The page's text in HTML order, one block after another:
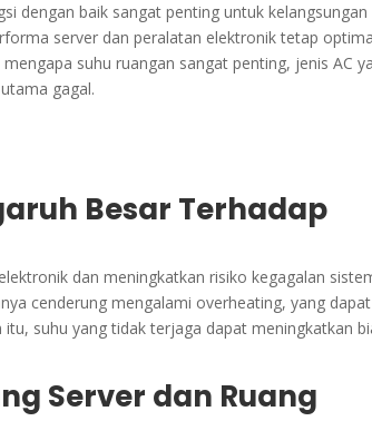
dengan baik sangat penting untuk kelangsungan
server dan peralatan elektronik tetap
suhu ruangan sangat penting, jenis AC
gagal.
Besar Terhadap
dan meningkatkan risiko kegagalan
cenderung mengalami overheating, yang dapat
suhu yang tidak terjaga dapat meningkatkan
Server dan Ruang